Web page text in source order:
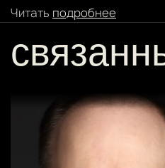
Читать подробнее